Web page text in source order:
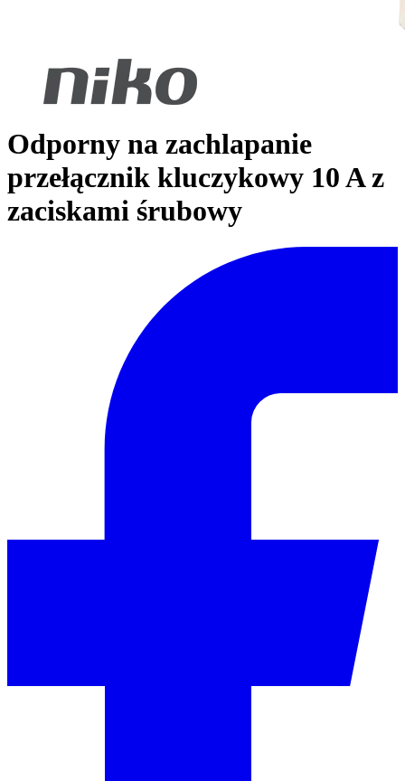
Odporny na zachlapanie
przełącznik kluczykowy 10 A z
zaciskami śrubowy